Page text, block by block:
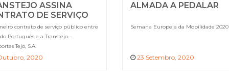
ASSINA
DE SERVIÇO
DE TRANSPORTE
DE PASSAGEIROS
VEÍCULOS 2021-2025
contrato de serviço público entre
Português e a Transtejo –
Tejo, S.A.
2020
ALMADA A PEDALAR
Semana Europeia da Mobilidade 2020
23 Setembro, 2020